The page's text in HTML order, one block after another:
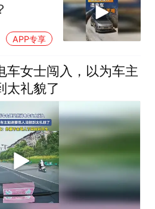
APP专享
车女士闯入，以为车主
太礼貌了